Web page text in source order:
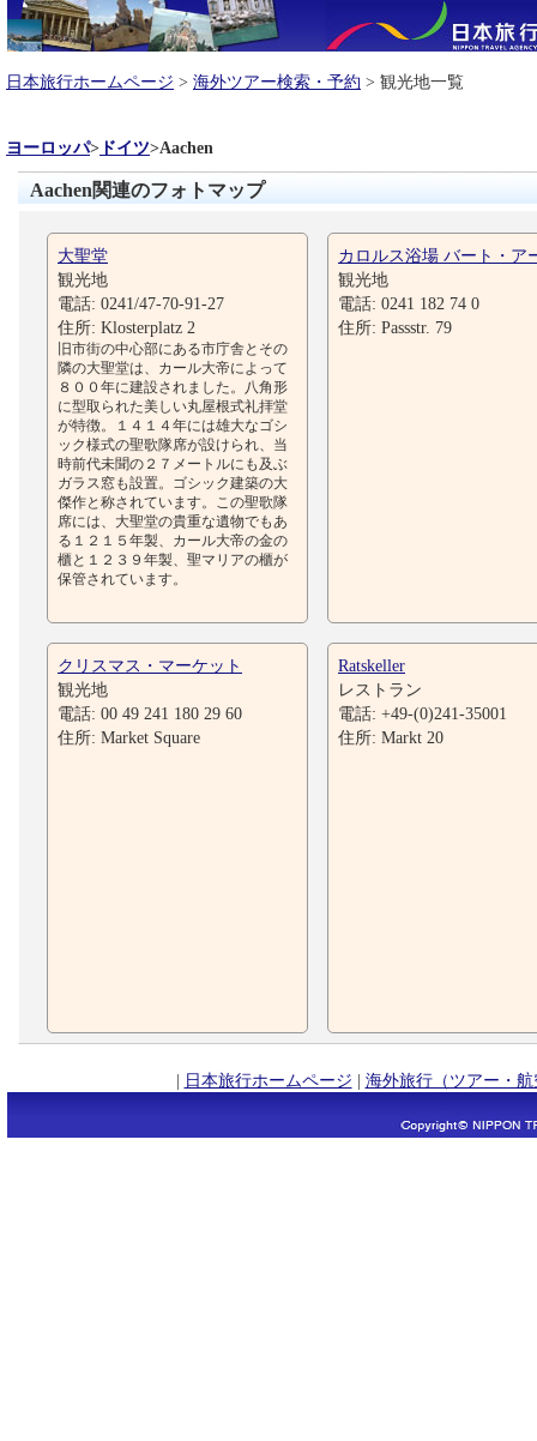
日本旅行ホームページ > 海外ツアー検索・予約 > 観光地一覧
ヨーロッパ> ドイツ>Aachen
Aachen関連のフォトマップ
大聖堂
観光地
電話: 0241/47-70-91-27
住所: Klosterplatz 2
旧市街の中心部にある市庁舎とその
隣の大聖堂は、カール大帝によって
８００年に建設されました。八角形
に型取られた美しい丸屋根式礼拝堂
が特徴。１４１４年には雄大なゴシ
ック様式の聖歌隊席が設けられ、当
時前代未聞の２７メートルにも及ぶ
ガラス窓も設置。ゴシック建築の大
傑作と称されています。この聖歌隊
席には、大聖堂の貴重な遺物でもあ
る１２１５年製、カール大帝の金の
櫃と１２３９年製、聖マリアの櫃が
保管されています。
カロルス浴場 バート・ア
観光地
電話: 0241 182 74 0
住所: Passstr. 79
クリスマス・マーケット
観光地
電話: 00 49 241 180 29 60
住所: Market Square
Ratskeller
レストラン
電話: +49-(0)241-35001
住所: Markt 20
| 日本旅行ホームページ | 海外旅行（ツアー・航